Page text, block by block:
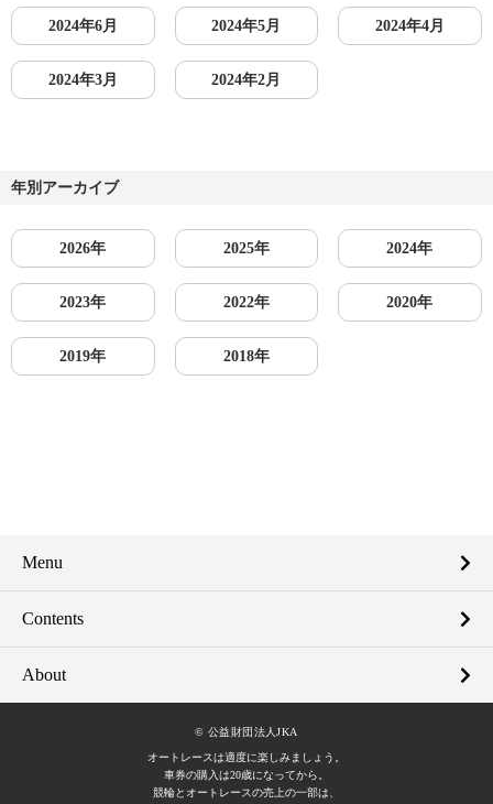
2024年6月 2024年5月 2024年4月
2024年3月 2024年2月
年別アーカイブ
2026年 2025年 2024年
2023年 2022年 2020年
2019年 2018年
Menu
Contents
About
© 公益財団法人JKA
オートレースは適度に楽しみましょう。
車券の購入は20歳になってから。
競輪とオートレースの売上の一部は、